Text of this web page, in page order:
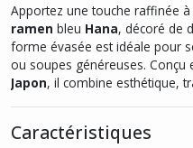
Apportez une touche raffinée
ramen bleu Hana, décoré de
forme évasée est idéale pour
ou soupes généreuses. Conçu
Japon, il combine esthétique,
Caractéristiques